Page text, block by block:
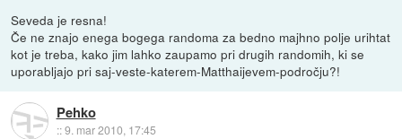
Seveda je resna!
Če ne znajo enega bogega randoma za bedno majhno polje urihtat
kot je treba, kako jim lahko zaupamo pri drugih randomih, ki se
uporabljajo pri saj-veste-katerem-Matthaijevem-področju?!
Pehko
::9. mar 2010, 17:45